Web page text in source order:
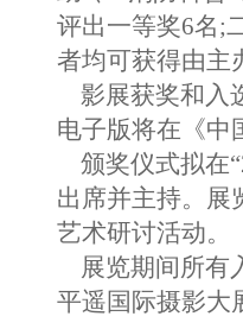
评出一等奖6名;
者均可获得由主
影展获奖和入
电子版将在《中
颁奖仪式拟在
出席并主持。展
艺术研讨活动。
展览期间所有
平遥国际摄影大